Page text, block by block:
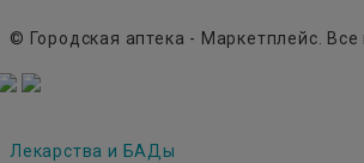
© Городская аптека - Маркетплейс.
Лекарства и БАДы